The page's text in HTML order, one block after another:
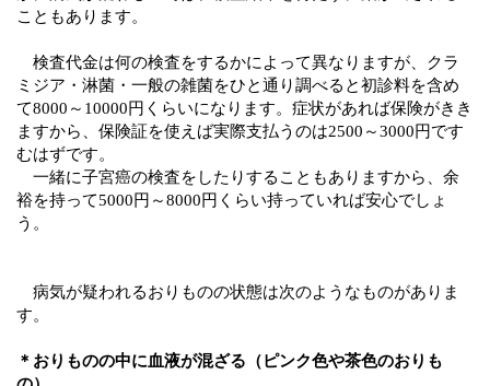
こともあります。
検査代金は何の検査をするかによって異なりますが、クラ
ミジア・淋菌・一般の雑菌をひと通り調べると初診料を含め
て8000～10000円くらいになります。症状があれば保険がきき
ますから、保険証を使えば実際支払うのは2500～3000円です
むはずです。
一緒に子宮癌の検査をしたりすることもありますから、余
裕を持って5000円～8000円くらい持っていれば安心でしょ
う。
病気が疑われるおりものの状態は次のようなものがありま
す。
＊おりものの中に血液が混ざる（ピンク色や茶色のおりも